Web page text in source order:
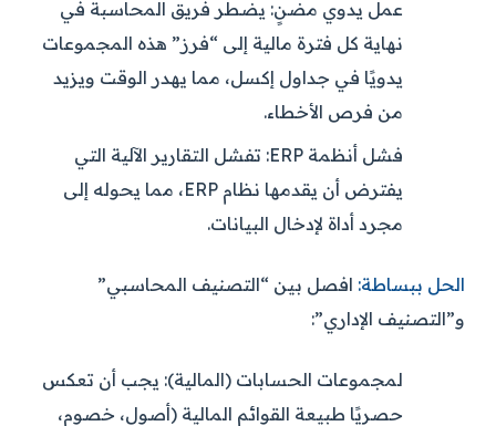
عمل يدوي مضنٍ: يضطر فريق المحاسبة في
نهاية كل فترة مالية إلى “فرز” هذه المجموعات
يدويًا في جداول إكسل، مما يهدر الوقت ويزيد
من فرص الأخطاء.
فشل أنظمة ERP:
تفشل التقارير الآلية التي
يفترض أن يقدمها نظام ERP، مما يحوله إلى
مجرد أداة لإدخال البيانات.
الحل ببساطة: افصل بين “التصنيف المحاسبي”
و”التصنيف الإداري”:
لمجموعات الحسابات (المالية): يجب أن تعكس
حصريًا طبيعة القوائم المالية (أصول، خصوم،